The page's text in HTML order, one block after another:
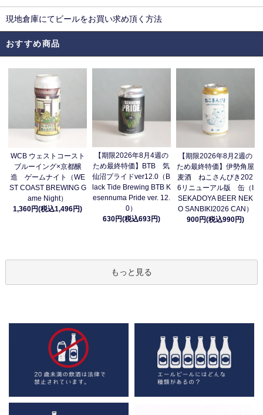
現地倉庫にてビールをお買い求め頂く方法
おすすめ商品
WCB ウェストコースト
ブルーイング×京都醸
造 ゲームナイト（WE
ST COAST BREWING G
ame Night）
1,360円(税込1,496円)
【期限2026年8月4週の
ため最終特価】BTB 気
仙沼プライドver12.0（B
lack Tide Brewing BTB K
esennuma Pride ver. 12.
0）
630円(税込693円)
【期限2026年8月2週の
ため最終特価】伊勢角屋
麦酒 ねこさんびき202
6リニューアル版 缶（I
SEKADOYA BEER NEK
O SANBIKI2026 CAN）
900円(税込990円)
もっと見る